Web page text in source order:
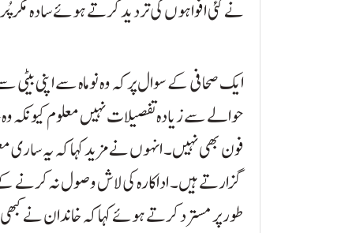
نے کئی افواہوں کی تردید کرتے ہوئے سادہ مگر
ایک صحافی کے سوال پر کہ وہ نو ماہ سے اپنی
حوالے سے زیادہ تفصیلات نہیں معلوم کیونکہ
فون بھی نہیں۔ انہوں نے مزید کہا کہ یہ ساری
گزارتے ہیں۔ اداکارہ کی لاش وصول نہ
طور پر مسترد کرتے ہوئے کہا کہ خاندان نے کبھی